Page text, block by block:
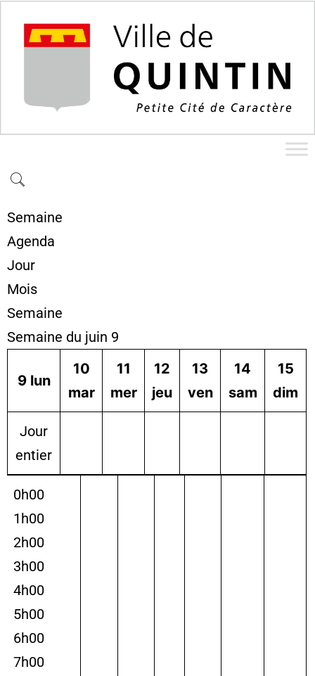
Semaine
Agenda
Jour
Mois
Semaine
Semaine du juin 9
9 lun
10
mar
11
mer
12
jeu
13
ven
14
sam
15
dim
Jour
entier
0h00
1h00
2h00
3h00
4h00
5h00
6h00
7h00